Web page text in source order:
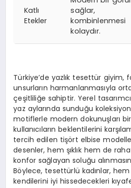
Katlı
Etekler
sağlar,
kombinlenmesi
kolaydır.
Türkiye’de yazlık tesettür giyim,
unsurların harmanlanmasıyla
çeşitliliğe sahiptir. Yerel
yaz aylarında sunduğu
motiflerle modern dokunuşları
kullanıcıların beklentilerini
tercih edilen tişört elbise
desenler, hem şıklık hem de
konfor sağlayan soluğu
Böylece, tesettürlü kadınlar, hem
kendilerini iyi hissedecekleri